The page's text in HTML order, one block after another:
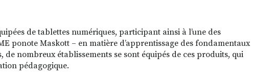
de tablettes numériques, participant ainsi à l’une des
ponote Maskott – en matière d’apprentissage des fondamentaux
nombreux établissements se sont équipés de ces produits, qui
pédagogique.